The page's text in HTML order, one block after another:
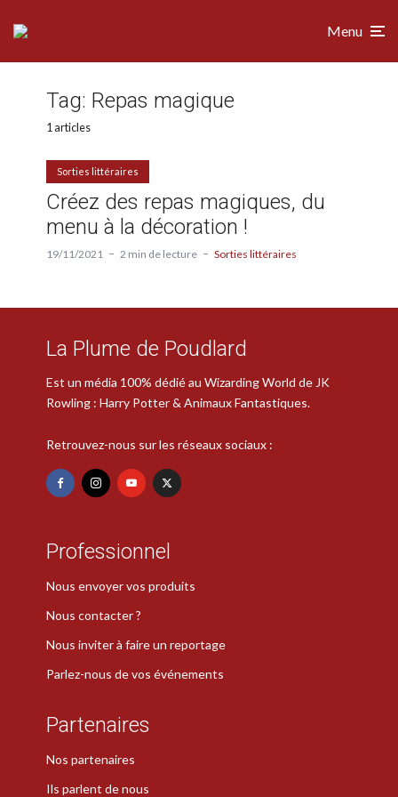
Menu
Tag: Repas magique
1 articles
Sorties littéraires
Créez des repas magiques, du
menu à la décoration !
19/11/2021 2 min de lecture Sorties littéraires
La Plume de Poudlard
Est un média 100% dédié au Wizarding World de JK
Rowling : Harry Potter & Animaux Fantastiques.
Retrouvez-nous sur les réseaux sociaux :
Professionnel
Nous envoyer vos produits
Nous contacter ?
Nous inviter à faire un reportage
Parlez-nous de vos événements
Partenaires
Nos partenaires
Ils parlent de nous